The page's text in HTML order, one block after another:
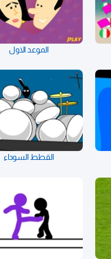
الموعد الاول
القطط السوداء